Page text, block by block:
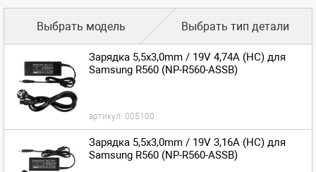
Выбрать модель Выбрать тип детали
Зарядка 5,5x3,0mm / 19V 4,74A (HC) для
Samsung R560 (NP-R560-ASSB)
артикул: 005100
Зарядка 5,5x3,0mm / 19V 3,16A (HC) для
Samsung R560 (NP-R560-ASSB)